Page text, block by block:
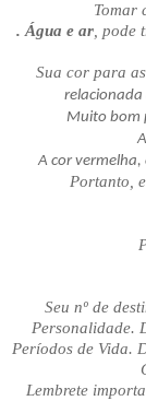
Tomar
. Água e ar, pode
Sua cor para
relacionada
Muito bom
A cor
Portanto,
Seu nº de
Personalidade.
Períodos de Vida.
Lembrete